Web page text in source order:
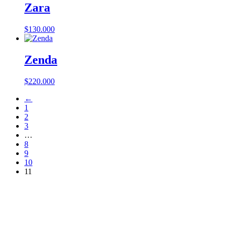
Zara
$130.000
Zenda
$220.000
←
1
2
3
…
8
9
10
11